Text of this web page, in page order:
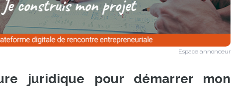
Espace annonceur
juridique pour démarrer mon